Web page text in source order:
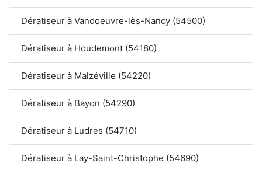
Dératiseur à Vandoeuvre-lès-Nancy (54500)
Dératiseur à Houdemont (54180)
Dératiseur à Malzéville (54220)
Dératiseur à Bayon (54290)
Dératiseur à Ludres (54710)
Dératiseur à Lay-Saint-Christophe (54690)